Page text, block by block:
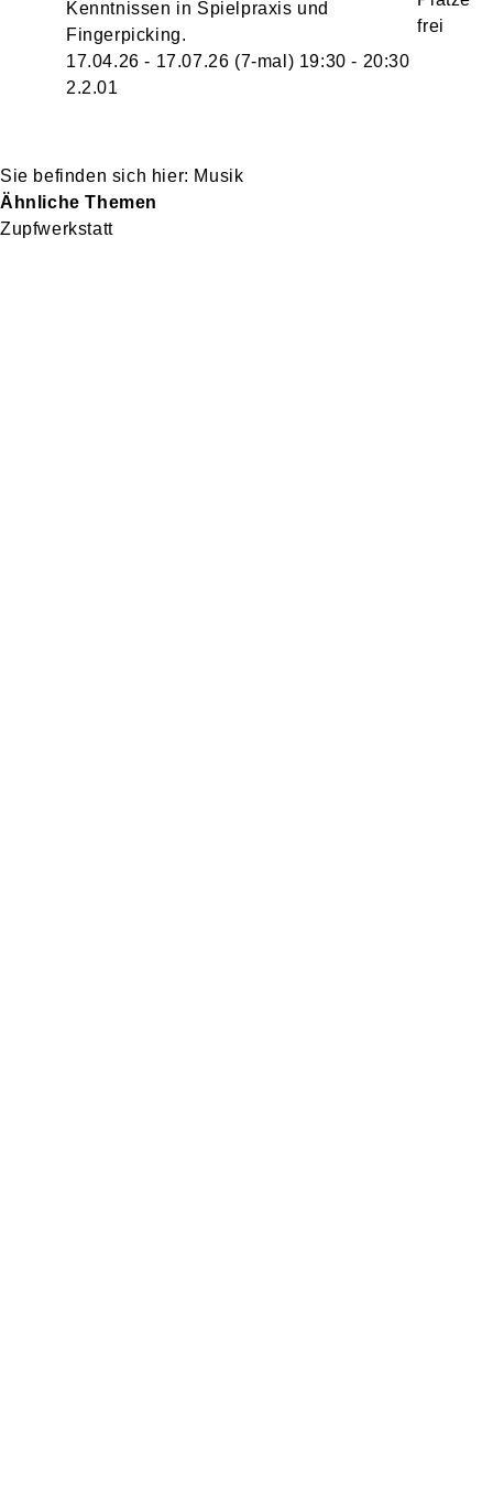
Kenntnissen in Spielpraxis und
Fingerpicking.
17.04.26 - 17.07.26 (7-mal) 19:30 - 20:30
2.2.01
Musik
Ähnliche Themen
Zupfwerkstatt